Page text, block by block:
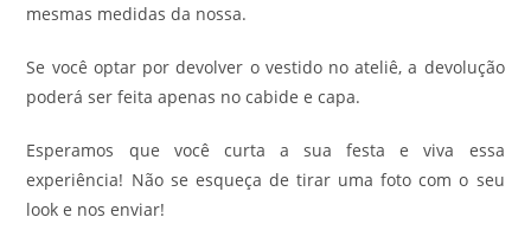
mesmas medidas da nossa.
Se você optar por devolver o vestido no ateliê, a devolução
poderá ser feita apenas no cabide e capa.
Esperamos que você curta a sua festa e viva essa
experiência! Não se esqueça de tirar uma foto com o seu
look e nos enviar!